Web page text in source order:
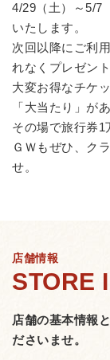
4/29（土）～5/7
いたします。
次回以降にご利
れなくプレゼン
大変お得なチケ
「大当たり」が
その場で旅行券1
ＧＷもぜひ、ク
せ。
店舗情報
店舗の基本情報
ださいませ。